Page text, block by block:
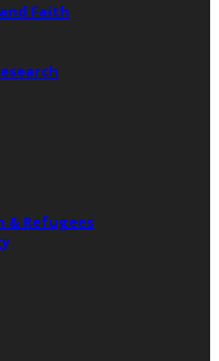
Faith
& Refugees